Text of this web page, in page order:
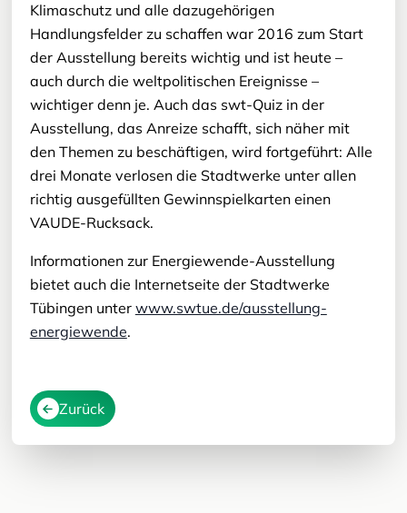
Klimaschutz und alle dazugehörigen
Handlungsfelder zu schaffen war 2016 zum Start
der Ausstellung bereits wichtig und ist heute –
auch durch die weltpolitischen Ereignisse –
wichtiger denn je. Auch das swt-Quiz in der
Ausstellung, das Anreize schafft, sich näher mit
den Themen zu beschäftigen, wird fortgeführt: Alle
drei Monate verlosen die Stadtwerke unter allen
richtig ausgefüllten Gewinnspielkarten einen
VAUDE-Rucksack.
Informationen zur Energiewende-Ausstellung
bietet auch die Internetseite der Stadtwerke
Tübingen unter www.swtue.de/ausstellung-
energiewende.
Zurück